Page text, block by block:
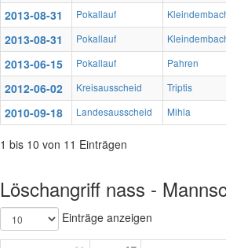
2013-08-31 Pokallauf
2013-08-31 Pokallauf
2013-06-15 Pokallauf Pahren
2012-06-02 Kreisausscheid Triptis
2010-09-18 Landesausscheid Mihla
1 bis 10 von 11 Einträgen
Löschangriff nass -
Einträge anzeigen